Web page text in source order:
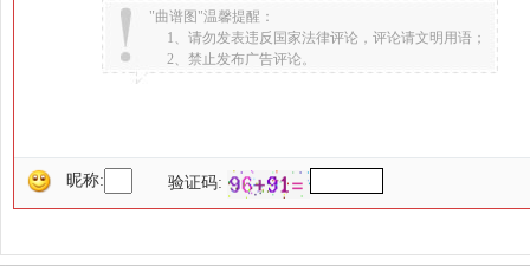
"曲谱图"温馨提醒：
1、请勿发表违反国家法律评论，评论请文明用语；
2、禁止发布广告评论。
昵称: 验证码: